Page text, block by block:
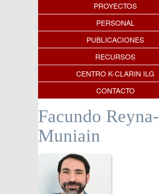
PROYECTOS
PERSONAL
PUBLICACIONES
RECURSOS
CENTRO K-CLARIN ILG
CONTACTO
Facundo Reyna-
Muniain